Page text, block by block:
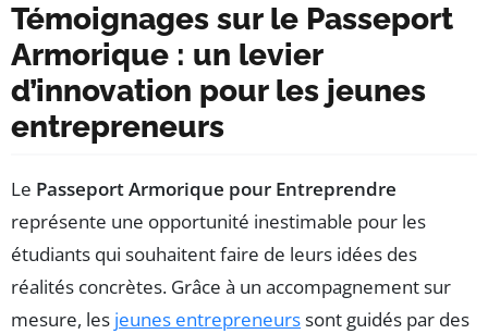
Témoignages sur le Passeport
Armorique : un levier
d’innovation pour les jeunes
entrepreneurs
Le Passeport Armorique pour Entreprendre
représente une opportunité inestimable pour les
étudiants qui souhaitent faire de leurs idées des
réalités concrètes. Grâce à un accompagnement sur
mesure, les jeunes entrepreneurssont guidés par des